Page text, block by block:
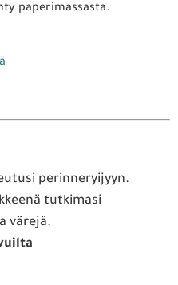
paperimassasta.
perinneryijyyn.
tutkimasi
värejä.